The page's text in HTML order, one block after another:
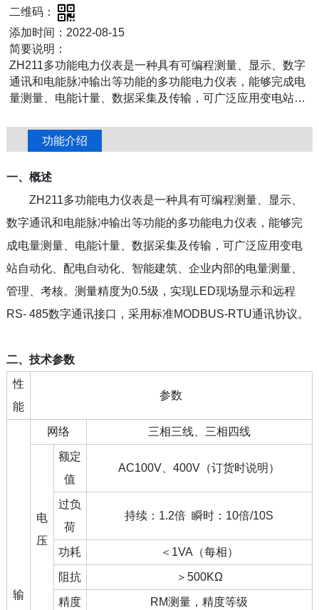
二维码：
添加时间：2022-08-15
简要说明：
ZH211多功能电力仪表是一种具有可编程测量、显示、数字
通讯和电能脉冲输出等功能的多功能电力仪表，能够完成电
量测量、电能计量、数据采集及传输，可广泛应用变电站自
理、考核。测量精度为0.5级，实现LED现场显示和远程RS-
485数字通讯接口，采用标准MODBUS-RTU通讯协议。
功能介绍
一、概述
ZH211多功能电力仪表是一种具有可编程测量、显示、
数字通讯和电能脉冲输出等功能的多功能电力仪表，能够完
成电量测量、电能计量、数据采集及传输，可广泛应用变电
站自动化、配电自动化、智能建筑、企业内部的电量测量、
管理、考核。测量精度为0.5级，实现LED现场显示和远程
RS- 485数字通讯接口，采用标准MODBUS-RTU通讯协议。
二、技术参数
性
能
参数
输
网络 三相三线、三相四线
电
压
额定
值
AC100V、400V（订货时说明）
过负
荷
持续：1.2倍 瞬时：10倍/10S
功耗 ＜1VA（每相）
阻抗 ＞500KΩ
精度 RM测量，精度等级